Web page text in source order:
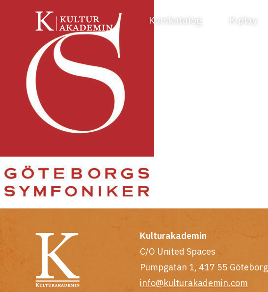
Kurskatalog K-play
Kulturakademin
C/O United Spaces
Pumpgatan 1, 417 55 Göteborg
info@kulturakademin.com